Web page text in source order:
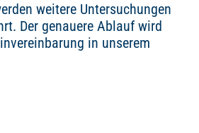
weitere Untersuchungen
Der genauere Ablauf wird
in unserem